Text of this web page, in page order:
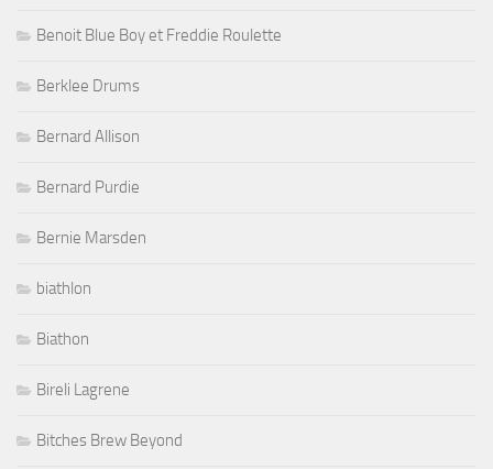
Benoit Blue Boy et Freddie Roulette
Berklee Drums
Bernard Allison
Bernard Purdie
Bernie Marsden
biathlon
Biathon
Bireli Lagrene
Bitches Brew Beyond